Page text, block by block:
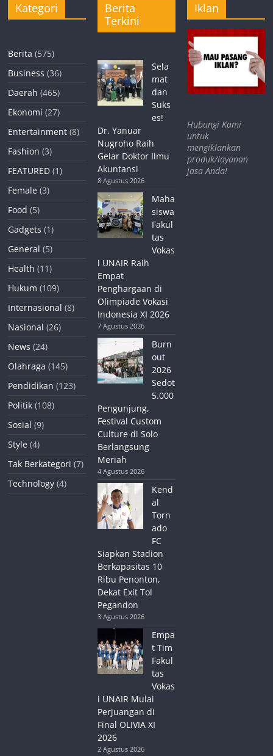
Kategori
Berita (575)
Business (36)
Daerah (465)
Ekonomi (27)
Entertainment (8)
Fashion (3)
FEATURED (1)
Female (3)
Food (5)
Gadgets (1)
General (5)
Health (11)
Hukum (109)
Internasional (8)
Nasional (26)
News (24)
Olahraga (145)
Pendidikan (123)
Politik (108)
Sosial (9)
Style (4)
Tak Berkategori (7)
Technology (4)
Berita
Terkini
Sela
mat
dan
Suks
es!
Dr. Yanuar
Nugroho Raih
Gelar Doktor Ilmu
Akuntansi
8 Agustus 2026
Maha
siswa
Fakul
tas
Vokas
i UNAIR Raih
Empat
Penghargaan di
Olimpiade Vokasi
Indonesia XI 2026
7 Agustus 2026
Burn
out
2026
Sedot
5.000
Pengunjung,
Festival Custom
Culture di Solo
Berlangsung
Meriah
4 Agustus 2026
Kend
al
Torn
ado
FC
Siapkan Stadion
Berkapasitas 10
Ribu Penonton,
Dekat Exit Tol
Pegandon
3 Agustus 2026
Empa
t Tim
Fakul
tas
Vokas
i UNAIR Mulai
Perjuangan di
Final OLIVIA XI
2026
2 Agustus 2026
Iklan
Hubungi Kami
untuk
mengiklankan
produk/layanan
jasa Anda!